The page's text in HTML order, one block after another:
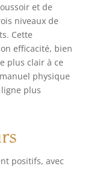
et de
niveaux de
Cette
efficacité, bien
plus clair à ce
physique
plus
positifs, avec